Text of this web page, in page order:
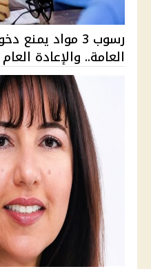
رسوب 3 مواد
العامة.. والإعادة